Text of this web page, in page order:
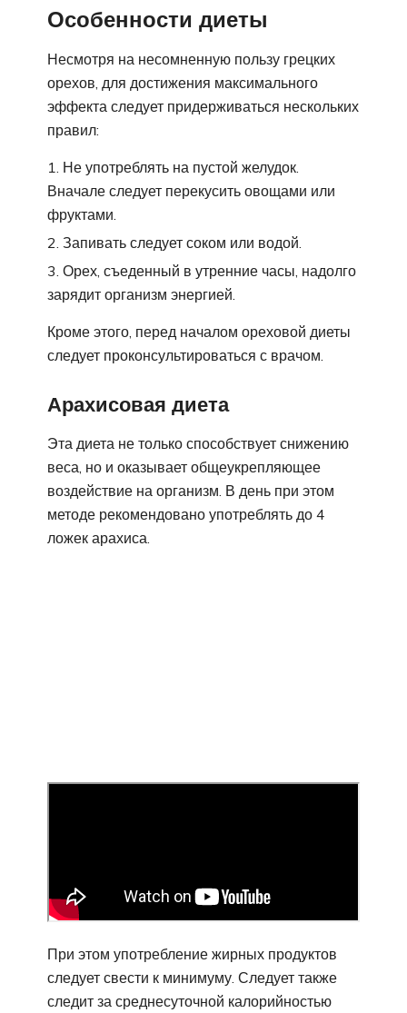
Особенности диеты
Несмотря на несомненную пользу грецких
орехов, для достижения максимального
эффекта следует придерживаться нескольких
правил:
Не употреблять на пустой желудок.
Вначале следует перекусить овощами или
фруктами.
Запивать следует соком или водой.
Орех, съеденный в утренние часы, надолго
зарядит организм энергией.
Кроме этого, перед началом ореховой диеты
следует проконсультироваться с врачом.
Арахисовая диета
Эта диета не только способствует снижению
веса, но и оказывает общеукрепляющее
воздействие на организм. В день при этом
методе рекомендовано употреблять до 4
ложек арахиса.
При этом употребление жирных продуктов
следует свести к минимуму. Следует также
следит за среднесуточной калорийностью